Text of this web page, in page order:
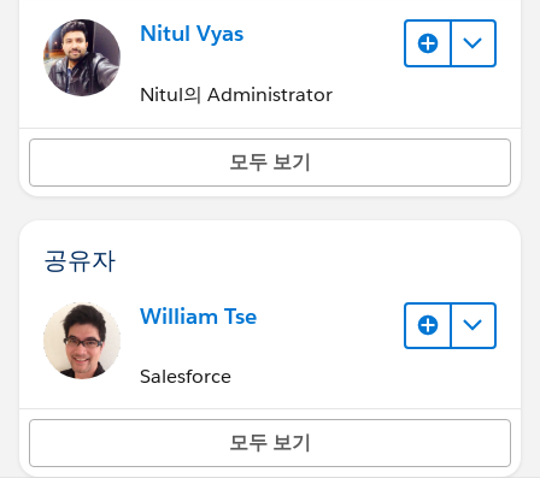
Nitul Vyas
Nitul의 Administrator
모두 보기
공유자
William Tse
Salesforce
모두 보기